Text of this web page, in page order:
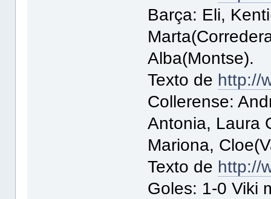
Barça: Eli,
Alba(Montse).
Texto de http://
Collerense:
Antonia, Laura
Mariona,
Texto de http://
Goles: 1-0 Viki